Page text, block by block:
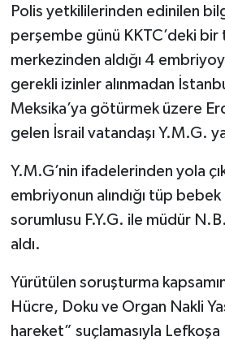
Polis yetkililerinden edinilen
perşembe günü KKTC’deki
merkezinden aldığı 4
gerekli izinler alınmadan
Meksika’ya götürmek üzere
gelen İsrail vatandaşı Y.M.G.
Y.M.G’nin ifadelerinden yola
embriyonun alındığı tüp
sorumlusu F.Y.G. ile müdür
aldı.
Yürütülen soruşturma
Hücre, Doku ve Organ Nakli
hareket” suçlamasıyla Lefkoşa